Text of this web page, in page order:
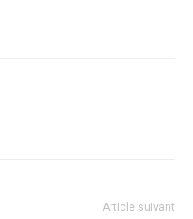
Article suivant